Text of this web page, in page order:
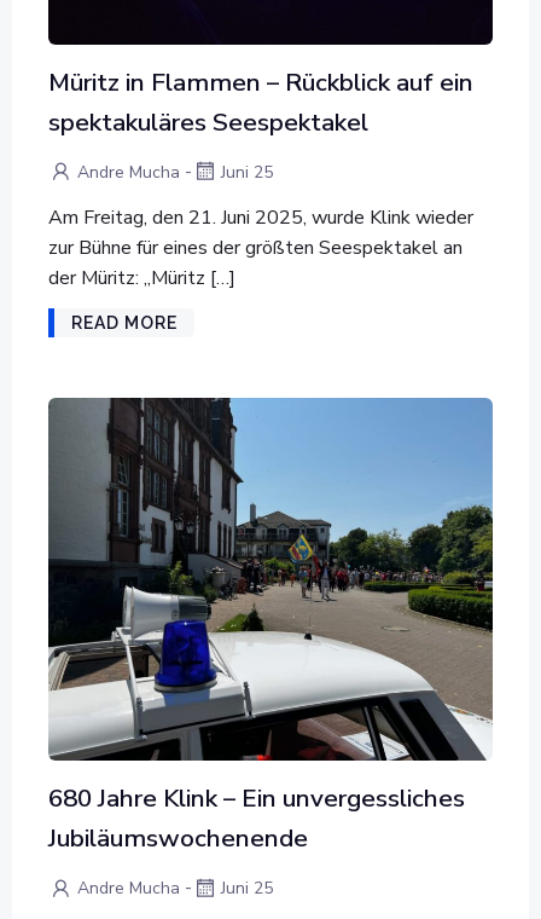
Müritz in Flammen – Rückblick auf ein
spektakuläres Seespektakel
Andre Mucha - Juni 25
Am Freitag, den 21. Juni 2025, wurde Klink wieder
zur Bühne für eines der größten Seespektakel an
der Müritz: „Müritz […]
READ MORE
680 Jahre Klink – Ein unvergessliches
Jubiläumswochenende
Andre Mucha - Juni 25